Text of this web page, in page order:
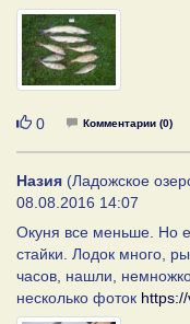
Нравится
0 Комментарии (0)
Назия (Ладожское
08.08.2016 14:07
Окуня все меньше. Но
стайки. Лодок много,
часов, нашли,
несколько фоток https://